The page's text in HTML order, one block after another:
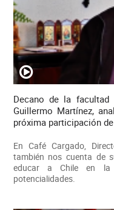
Decano de la
Guillermo Martínez,
próxima participación de
En Café Cargado,
también nos cuenta de
educar a Chile en
potencialidades.